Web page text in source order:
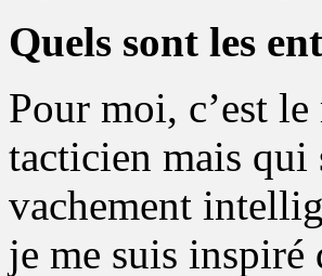
Quels sont les
Pour moi, c’est
tacticien mais
vachement
je me suis inspiré